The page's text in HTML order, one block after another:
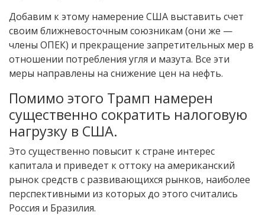
Добавим к этому намерение США выставить счет
своим ближневосточным союзникам (они же —
члены ОПЕК) и прекращение запретительных мер в
отношении потребления угля и мазута. Все эти
меры направлены на снижение цен на нефть.
Помимо этого Трамп намерен
существенно сократить налоговую
нагрузку в США.
Это существенно повысит к стране интерес
капитала и приведет к оттоку на американский
рынок средств с развивающихся рынков, наиболее
перспективными из которых до этого считались
Россия и Бразилия.